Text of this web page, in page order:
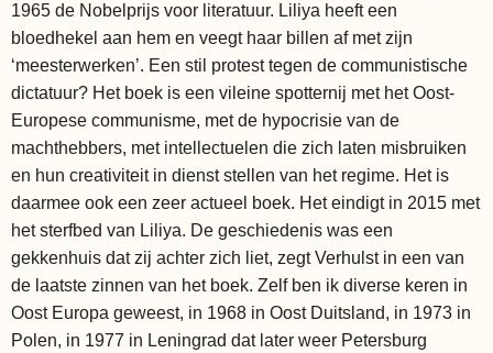
1965 de Nobelprijs voor literatuur. Liliya heeft een
bloedhekel aan hem en veegt haar billen af met zijn
‘meesterwerken’. Een stil protest tegen de communistische
dictatuur? Het boek is een vileine spotternij met het Oost-
Europese communisme, met de hypocrisie van de
machthebbers, met intellectuelen die zich laten misbruiken
en hun creativiteit in dienst stellen van het regime. Het is
daarmee ook een zeer actueel boek. Het eindigt in 2015 met
het sterfbed van Liliya. De geschiedenis was een
gekkenhuis dat zij achter zich liet, zegt Verhulst in een van
de laatste zinnen van het boek. Zelf ben ik diverse keren in
Oost Europa geweest, in 1968 in Oost Duitsland, in 1973 in
Polen, in 1977 in Leningrad dat later weer Petersburg